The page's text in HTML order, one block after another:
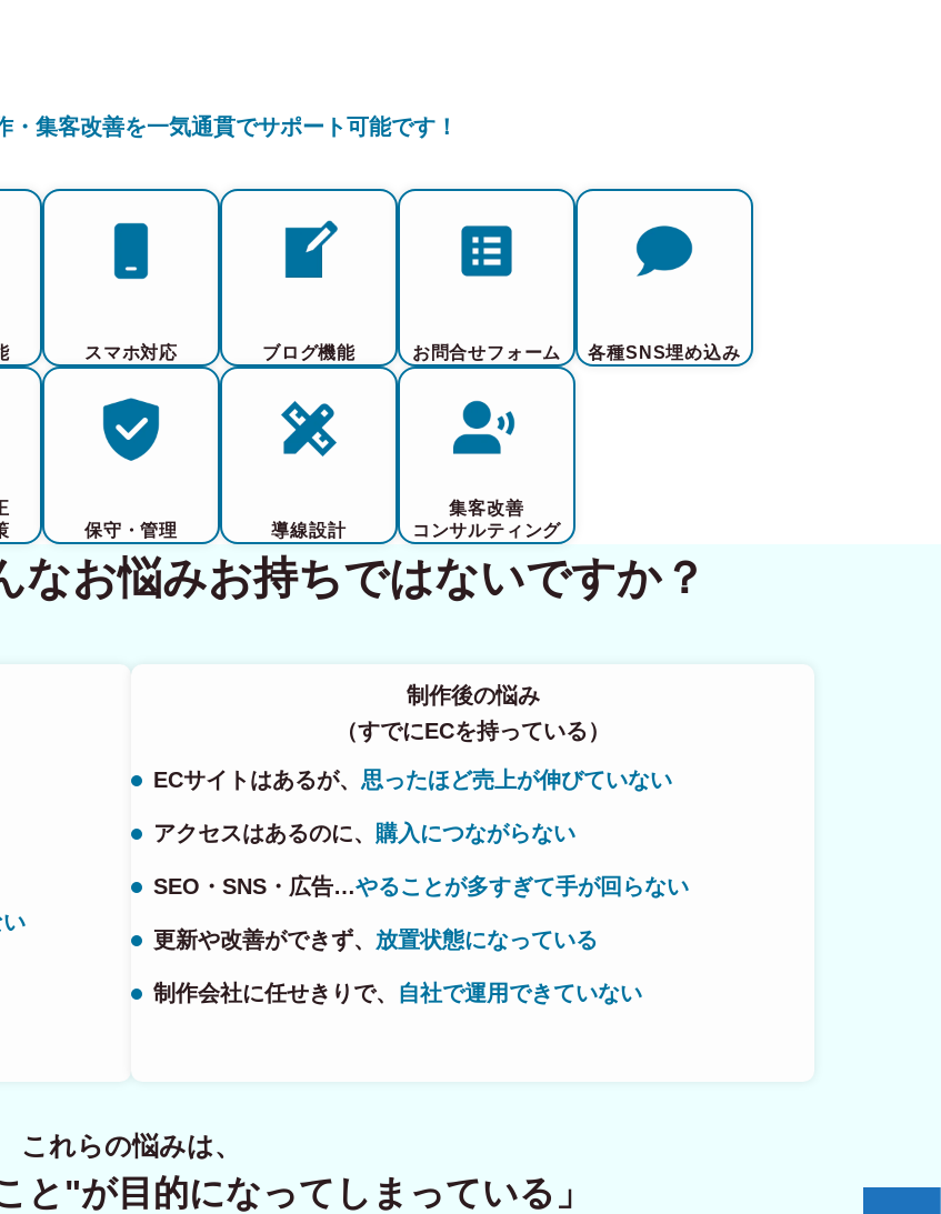
Principle
・集客改善を一気通貫でサポート可能です！
スマホ対応 ブログ機能 お問合せフォーム 各種SNS埋め込み
保守・管理 導線設計
集客改善
コンサルティング
なお悩みお持ちではないですか？
制作後の悩み
（すでにECを持っている）
ECサイトはあるが、 思ったほど売上が伸びていない
アクセスはあるのに、 購入につながらない
SEO・SNS・広告…やることが多すぎて手が回らない
更新や改善ができず、 放置状態になっている
制作会社に任せきりで、 自社で運用できていない
これらの悩みは、
と"が目的になってしまっている」